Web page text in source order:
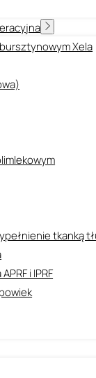
Xela
tkanką
i IPRF